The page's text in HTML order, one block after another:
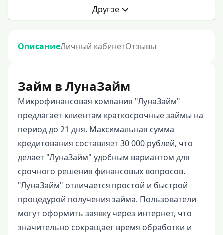
Другое
ОписаниеЛичный кабинетОтзывы
Займ в ЛунаЗайм
Микрофинансовая компания "ЛунаЗайм"
предлагает клиентам краткосрочные займы на
период до 21 дня. Максимальная сумма
кредитования составляет 30 000 рублей, что
делает "ЛунаЗайм" удобным вариантом для
срочного решения финансовых вопросов.
"ЛунаЗайм" отличается простой и быстрой
процедурой получения займа. Пользователи
могут оформить заявку через интернет, что
значительно сокращает время обработки и